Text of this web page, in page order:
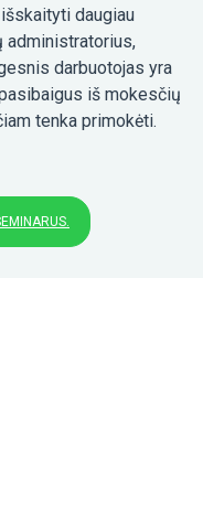
daugiau
darbuotojas yra
iš mokesčių
tenka primokėti.